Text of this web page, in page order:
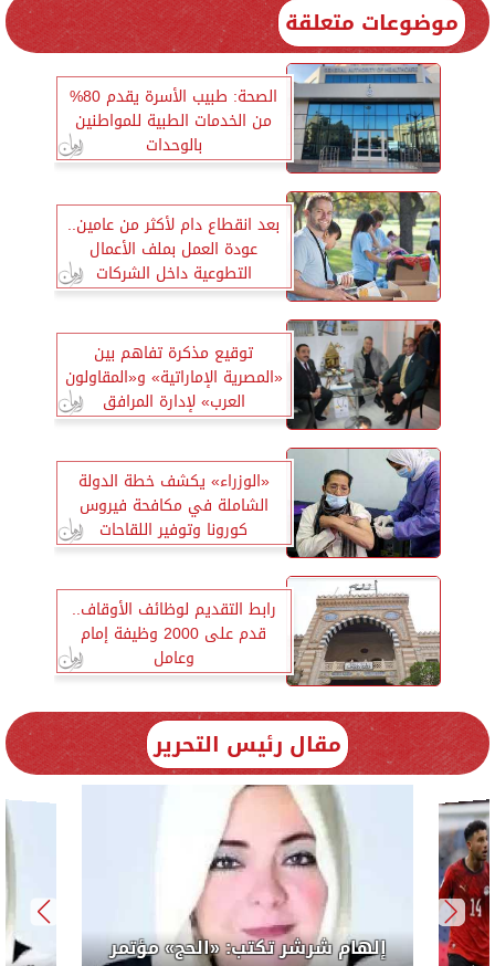
موضوعات متعلقة
الصحة: طبيب الأسرة يقدم 80%
من الخدمات الطبية للمواطنين
بالوحدات
بعد انقطاع دام لأكثر من عامين..
عودة العمل بملف الأعمال
التطوعية داخل الشركات
توقيع مذكرة تفاهم بين
«المصرية الإماراتية» و«المقاولون
العرب» لإدارة المرافق
«الوزراء» يكشف خطة الدولة
الشاملة في مكافحة فيروس
كورونا وتوفير اللقاحات
رابط التقديم لوظائف الأوقاف..
قدم على 2000 وظيفة إمام
وعامل
مقال رئيس التحرير
إلهام شرشر تكتب: «الحج» مؤتمر